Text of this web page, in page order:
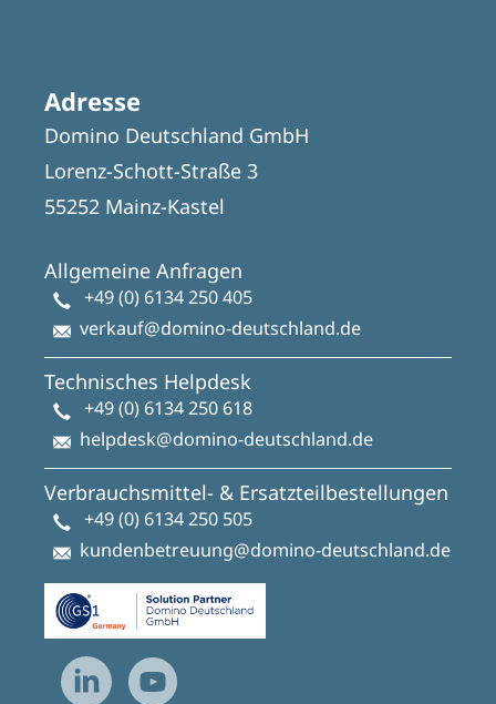
Adresse
Domino Deutschland GmbH
Lorenz-Schott-Straße 3
55252 Mainz-Kastel
Allgemeine Anfragen
+49 (0) 6134 250 405
verkauf@domino-deutschland.de
Technisches Helpdesk
+49 (0) 6134 250 618
helpdesk@domino-deutschland.de
Verbrauchsmittel- & Ersatzteilbestellungen
+49 (0) 6134 250 505
kundenbetreuung@domino-deutschland.de